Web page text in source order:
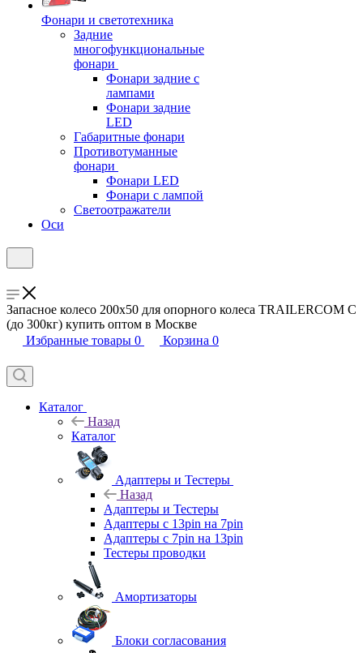
Фонари и светотехника
Задние
многофункциональные
фонари
Фонари задние с
лампами
Фонари задние
LED
Габаритные фонари
Противотуманные
фонари
Фонари LED
Фонари с лампой
Светоотражатели
Оси
Запасное колесо 200x50 для опорного колеса TRAILERCOM C
(до 300кг) купить оптом в Москве
Избранные товары 0 Корзина 0
Каталог
Назад
Каталог
Адаптеры и Тестеры
Назад
Адаптеры и Тестеры
Адаптеры с 13pin на 7pin
Адаптеры с 7pin на 13pin
Тестеры проводки
Амортизаторы
Блоки согласования